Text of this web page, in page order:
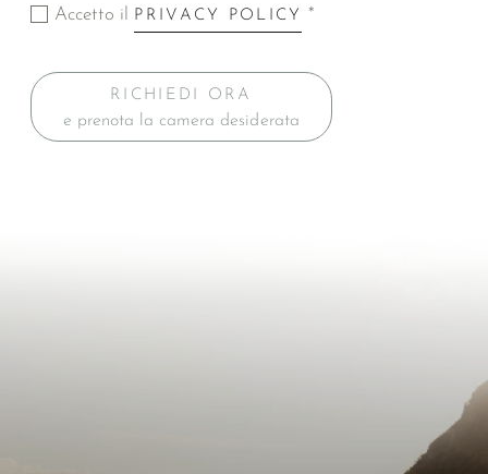
Accetto il
PRIVACY POLICY *
RICHIEDI ORA
e prenota la camera desiderata